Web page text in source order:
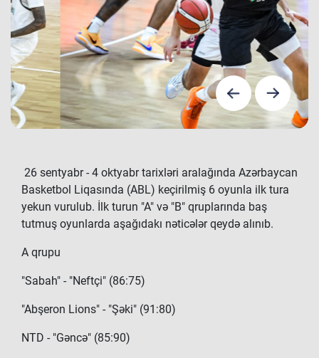
26 sentyabr - 4 oktyabr tarixləri aralağında Azərbaycan
Basketbol Liqasında (ABL) keçirilmiş 6 oyunla ilk tura
yekun vurulub. İlk turun "A" və "B" qruplarında baş
tutmuş oyunlarda aşağıdakı nəticələr qeydə alınıb.
A qrupu
"Sabah" - "Neftçi" (86:75)
"Abşeron Lions" - "Şəki" (91:80)
NTD - "Gəncə" (85:90)